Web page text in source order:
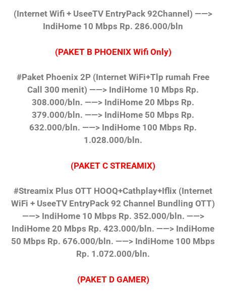
(Internet Wifi + UseeTV EntryPack 92Channel) ——>
IndiHome 10 Mbps Rp. 286.000/bln
(PAKET B PHOENIX Wifi Only)
#Paket Phoenix 2P (Internet WiFi+Tlp rumah Free
Call 300 menit) ——> IndiHome 10 Mbps Rp.
308.000/bln. ——> IndiHome 20 Mbps Rp.
379.000/bln. ——> IndiHome 50 Mbps Rp.
632.000/bln. ——> IndiHome 100 Mbps Rp.
1.028.000/bln.
(PAKET C STREAMIX)
#Streamix Plus OTT HOOQ+Cathplay+Iflix (Internet
WiFi + UseeTV EntryPack 92 Channel Bundling OTT)
——> IndiHome 10 Mbps Rp. 352.000/bln. ——>
IndiHome 20 Mbps Rp. 423.000/bln. ——> IndiHome
50 Mbps Rp. 676.000/bln. ——> IndiHome 100 Mbps
Rp. 1.072.000/bln.
(PAKET D GAMER)